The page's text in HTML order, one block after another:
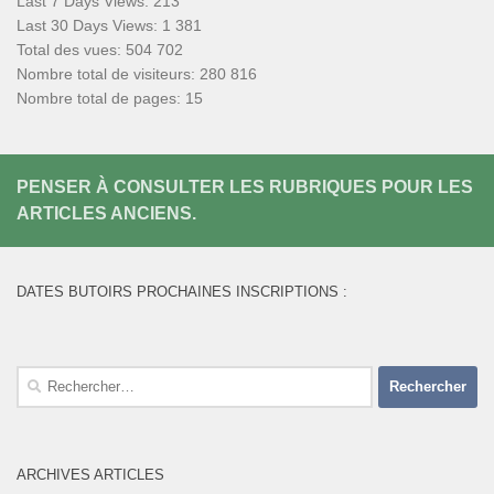
Last 30 Days Views: 1 381
Total des vues: 504 702
Nombre total de visiteurs: 280 816
Nombre total de pages: 15
PENSER À CONSULTER LES RUBRIQUES POUR LES
ARTICLES ANCIENS.
DATES BUTOIRS PROCHAINES INSCRIPTIONS :
Rechercher :
ARCHIVES ARTICLES